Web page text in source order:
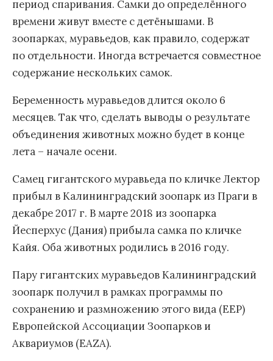
период спаривания. Самки до определённого
времени живут вместе с детёнышами. В
зоопарках, муравьедов, как правило, содержат
по отдельности. Иногда встречается совместное
содержание нескольких самок.
Беременность муравьедов длится около 6
месяцев. Так что, сделать выводы о результате
объединения животных можно будет в конце
лета – начале осени.
Самец гигантского муравьеда по кличке Лектор
прибыл в Калининградский зоопарк из Праги в
декабре 2017 г. В марте 2018 из зоопарка
Йесперхус (Дания) прибыла самка по кличке
Кайя. Оба животных родились в 2016 году.
Пару гигантских муравьедов Калининградский
зоопарк получил в рамках программы по
сохранению и размножению этого вида (EEP)
Европейской Ассоциации Зоопарков и
Аквариумов (EAZA).